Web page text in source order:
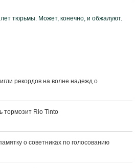
тюрьмы. Может, конечно, и обжалуют.
рекордов на волне надежд о
тормозит Rio Tinto
о советниках по голосованию